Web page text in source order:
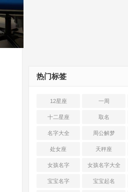
热门标签
12星座 一周
十二星座 取名
名字大全 周公解梦
处女座 天秤座
女孩名字 女孩名字大全
宝宝名字 宝宝起名